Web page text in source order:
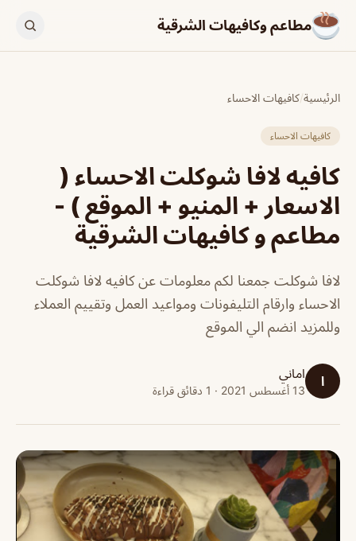
مطاعم وكافيهات الشرقية
الرئيسية/كافيهات الاحساء
كافيهات الاحساء
كافيه لافا شوكلت الاحساء (
الاسعار + المنيو + الموقع ) -
مطاعم و كافيهات الشرقية
لافا شوكلت جمعنا لكم معلومات عن كافيه لافا شوكلت
الاحساء وارقام التليفونات ومواعيد العمل وتقييم العملاء
وللمزيد انضم الي الموقع
ا اماني
13 أغسطس 2021 · 1 دقائق قراءة